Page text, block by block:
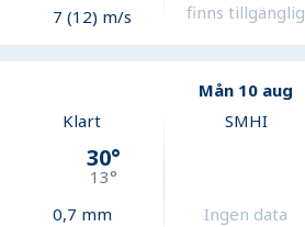
7 (12) m/s
finns tillgänglig
Mån 10 aug
Klart
30°
13°
0,7 mm
SMHI
Ingen data